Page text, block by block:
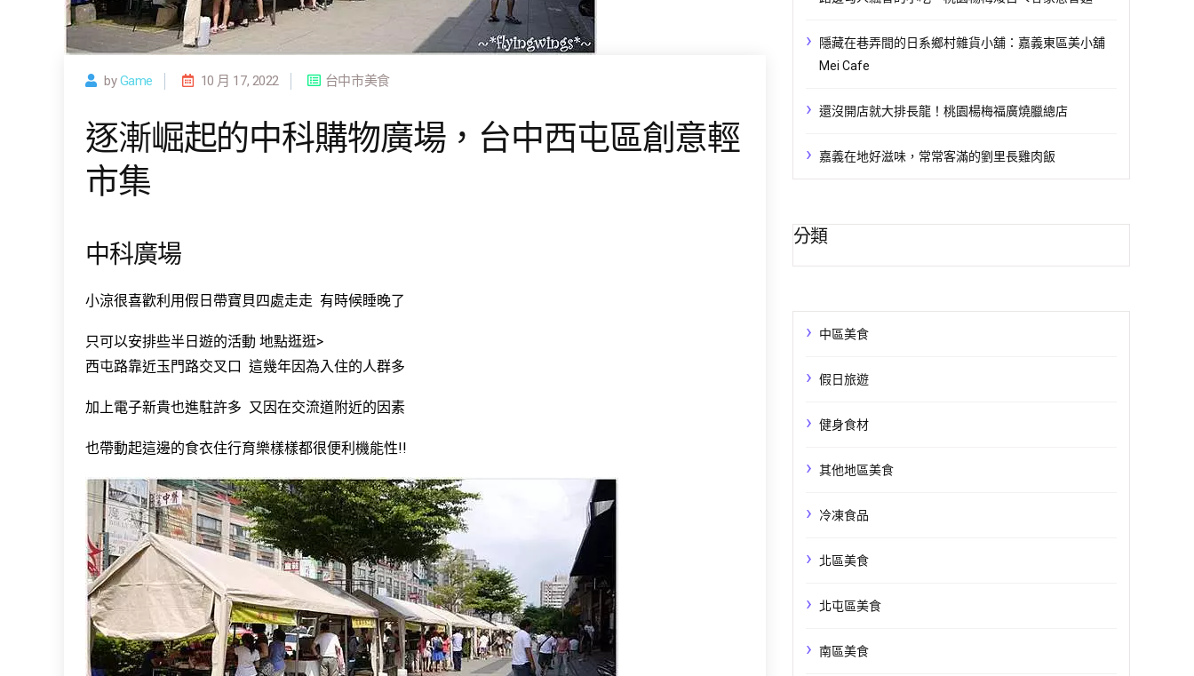
byGame 10 月 17, 2022 台中市美食
逐漸崛起的中科購物廣場，台中西屯區創意輕
市集
中科廣場
小涼很喜歡利用假日帶寶貝四處走走 有時候睡晚了
只可以安排些半日遊的活動 地點逛逛>
西屯路靠近玉門路交叉口 這幾年因為入住的人群多
加上電子新貴也進駐許多 又因在交流道附近的因素
也帶動起這邊的食衣住行育樂樣樣都很便利機能性!!
隱藏在巷弄間的日系鄉村雜貨小舖：嘉義東區美小舖
Mei Cafe
還沒開店就大排長龍！桃園楊梅福廣燒臘總店
嘉義在地好滋味，常常客滿的劉里長雞肉飯
分類
中區美食
假日旅遊
健身食材
其他地區美食
冷凍食品
北區美食
北屯區美食
南區美食